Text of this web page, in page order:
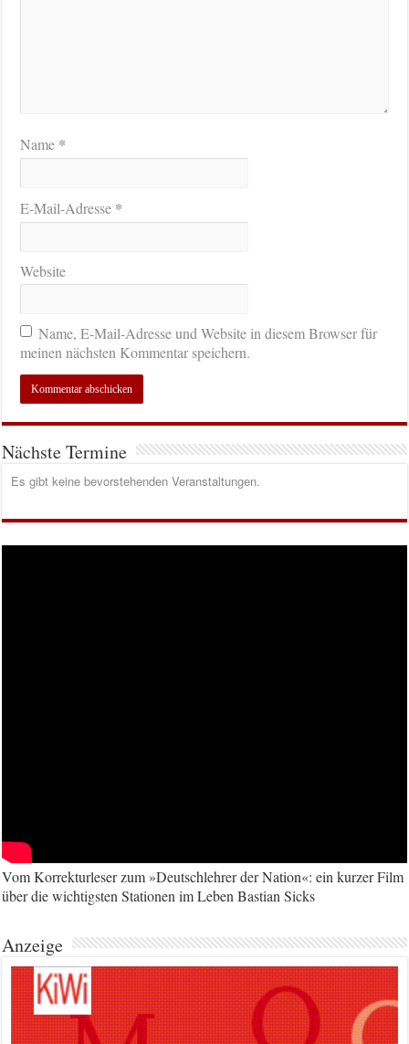
Name *
E-Mail-Adresse *
Website
Name, E-Mail-Adresse und Website in diesem Browser für
meinen nächsten Kommentar speichern.
Nächste Termine
Es gibt keine bevorstehenden Veranstaltungen.
Vom Korrekturleser zum »Deutschlehrer der Nation«: ein kurzer Film
über die wichtigsten Stationen im Leben Bastian Sicks
Anzeige